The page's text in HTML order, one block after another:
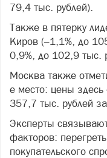
79,4 тыс. рублей).
Также в пятерку
Киров (–1,1%, до
0,9%, до 102,9 тыс.
Москва также
е место: цены здесь
357,7 тыс. рублей
Эксперты
факторов:
покупательского